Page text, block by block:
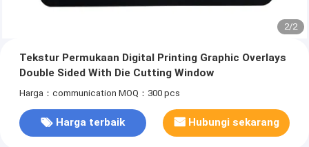
2/2
Tekstur Permukaan Digital Printing Graphic Overlays
Double Sided With Die Cutting Window
Harga：communication MOQ：300 pcs
Harga terbaik Hubungi sekarang